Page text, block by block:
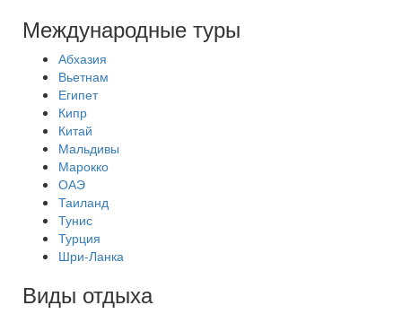
Международные туры
Абхазия
Вьетнам
Египет
Кипр
Китай
Мальдивы
Марокко
ОАЭ
Таиланд
Тунис
Турция
Шри-Ланка
Виды отдыха